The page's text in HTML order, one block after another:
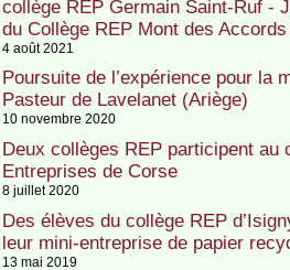
collège REP Germain Saint-Ruf -
du Collège REP Mont des Accords
4 août 2021
Poursuite de l’expérience pour la
Pasteur de Lavelanet (Ariège)
10 novembre 2020
Deux collèges REP participent au
Entreprises de Corse
8 juillet 2020
Des élèves du collège REP
leur mini-entreprise de papier
13 mai 2019